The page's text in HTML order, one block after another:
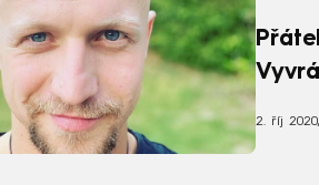
2. říj